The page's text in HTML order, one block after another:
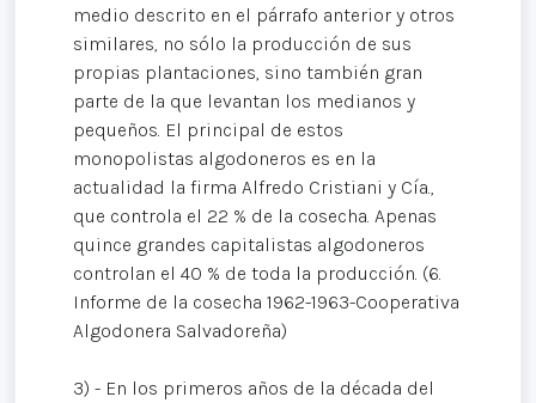
medio descrito en el párrafo anterior y otros
similares, no sólo la producción de sus
propias plantaciones, sino también gran
parte de la que levantan los medianos y
pequeños. El principal de estos
monopolistas algodoneros es en la
actualidad la firma Alfredo Cristiani y Cía.,
que controla el 22 % de la cosecha. Apenas
quince grandes capitalistas algodoneros
controlan el 40 % de toda la producción. (6.
Informe de la cosecha 1962-1963-Cooperativa
Algodonera Salvadoreña)
3) - En los primeros años de la década del